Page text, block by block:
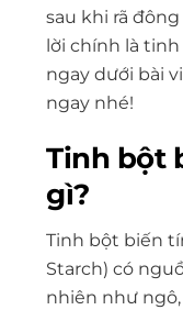
sau khi rã
lời chính là
ngay dưới bài
ngay nhé!
Tinh bột
gì?
Tinh bột biến
Starch) có
nhiên như